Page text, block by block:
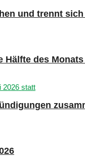
und trennt
Hälfte des